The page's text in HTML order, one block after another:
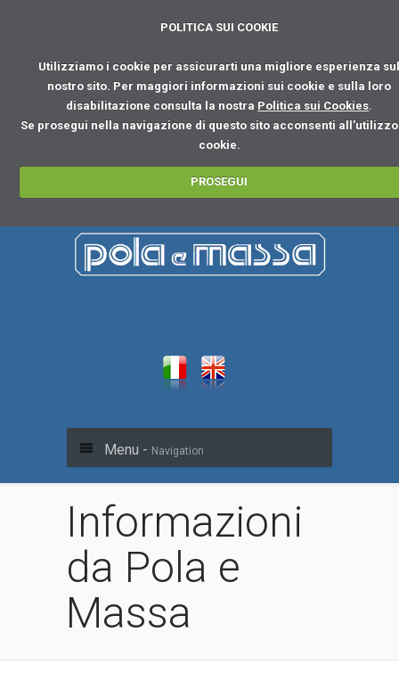
POLITICA SUI COOKIE
Utilizziamo i cookie per assicurarti una migliore esperienza
nostro sito. Per maggiori informazioni sui cookie e sulla loro
disabilitazione consulta la nostra Politica sui Cookies.
Se prosegui nella navigazione di questo sito acconsenti
cookie.
PROSEGUI
Menu - Navigation
Informazioni
da Pola e
Massa